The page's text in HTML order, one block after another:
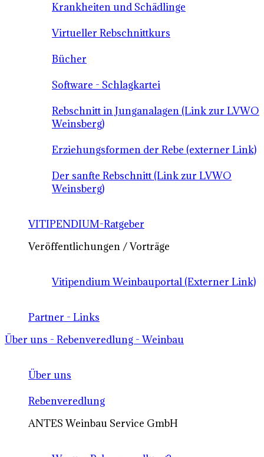
Krankheiten und Schädlinge
Virtueller Rebschnittkurs
Bücher
Software - Schlagkartei
Rebschnitt in Junganalagen (Link zur LVWO
Weinsberg)
Erziehungsformen der Rebe (externer Link)
Der sanfte Rebschnitt (Link zur LVWO
Weinsberg)
VITIPENDIUM-Ratgeber
Veröffentlichungen / Vorträge
Vitipendium Weinbauportal (Externer Link)
Partner - Links
Über uns - Rebenveredlung - Weinbau
Über uns
Rebenveredlung
ANTES Weinbau Service GmbH